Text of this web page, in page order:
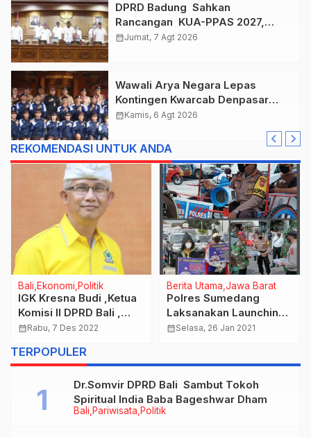
DPRD Badung Sahkan
Rancangan KUA-PPAS 2027,
Anggaran Tembus Lebih Dari
calendar_monthJumat, 7 Agt 2026
Wawali Arya Negara Lepas
Kontingen Kwarcab Denpasar
Menuju Jambore Nasional XII
calendar_monthKamis, 6 Agt 2026
REKOMENDASI UNTUK ANDA
Bali Ekonomi Politik
IGK Kresna Budi ,Ketua
Komisi II DPRD Bali ,
Angkat Bicara Soal
Bersubsidi Jenis Solar
calendar_monthRabu, 7 Des 2022
Berita Utama Jawa Barat
Polres Sumedang
Laksanakan Launching
Delman Protokol
calendar_monthSelasa, 26 Jan 2021
TERPOPULER
Bali Pariwisata Politik
Dr.Somvir DPRD Bali Sambut Tokoh
Spiritual India Baba Bageshwar Dham